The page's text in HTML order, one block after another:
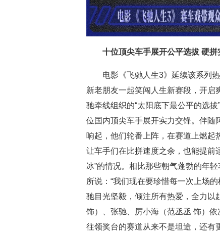
十位顶尖车手展开公平选拔 硬
电影《飞驰人生3》延续该系列
新老朋友一起笑闯人生新赛段，开启
驰牵线组织的“太阳底下最公平的选
位国内顶尖车手展开实力交锋。伴随
响起，他们轮番上阵，在赛道上燃起
让车手们在比拼速度之余，也能提前
冰”的情况。相比那些朝气蓬勃的年
所说：“我们现在要珍惜每一次上场
驰目光坚毅，倾注所有热爱，全力以
饰）、张驰、厉小海（范丞丞 饰）
往领奖台的赛道从来不是坦途，还有